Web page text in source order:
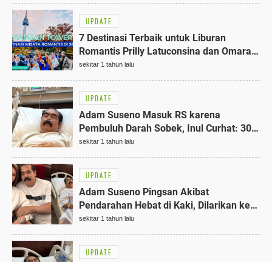
UPDATE
7 Destinasi Terbaik untuk Liburan
Romantis Prilly Latuconsina dan Omara
di Korea Selatan
sekitar 1 tahun lalu
UPDATE
Adam Suseno Masuk RS karena
Pembuluh Darah Sobek, Inul Curhat: 30
Tahun Menikah, Tak Bisa Lihat Kamu
Gini
sekitar 1 tahun lalu
UPDATE
Adam Suseno Pingsan Akibat
Pendarahan Hebat di Kaki, Dilarikan ke
UGD Rumah Sakit Jakarta
sekitar 1 tahun lalu
UPDATE